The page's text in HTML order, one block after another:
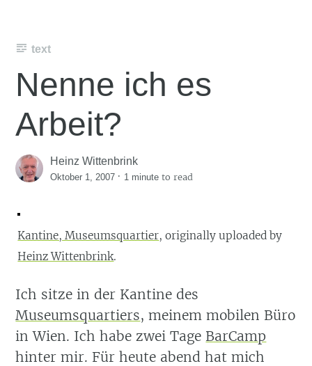
text
Nenne ich es
Arbeit?
Heinz Wittenbrink
Oktober 1, 2007 · 1 minute to read
Kantine, Museumsquartier, originally uploaded by
Heinz Wittenbrink.
Ich sitze in der Kantine des
Museumsquartiers, meinem mobilen Büro
in Wien. Ich habe zwei Tage BarCamp
hinter mir. Für heute abend hat mich